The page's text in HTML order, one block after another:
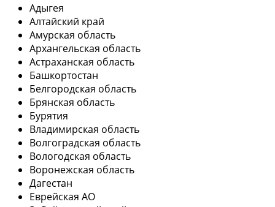
Адыгея
Алтайский край
Амурская область
Архангельская область
Астраханская область
Башкортостан
Белгородская область
Брянская область
Бурятия
Владимирская область
Волгоградская область
Вологодская область
Воронежская область
Дагестан
Еврейская АО